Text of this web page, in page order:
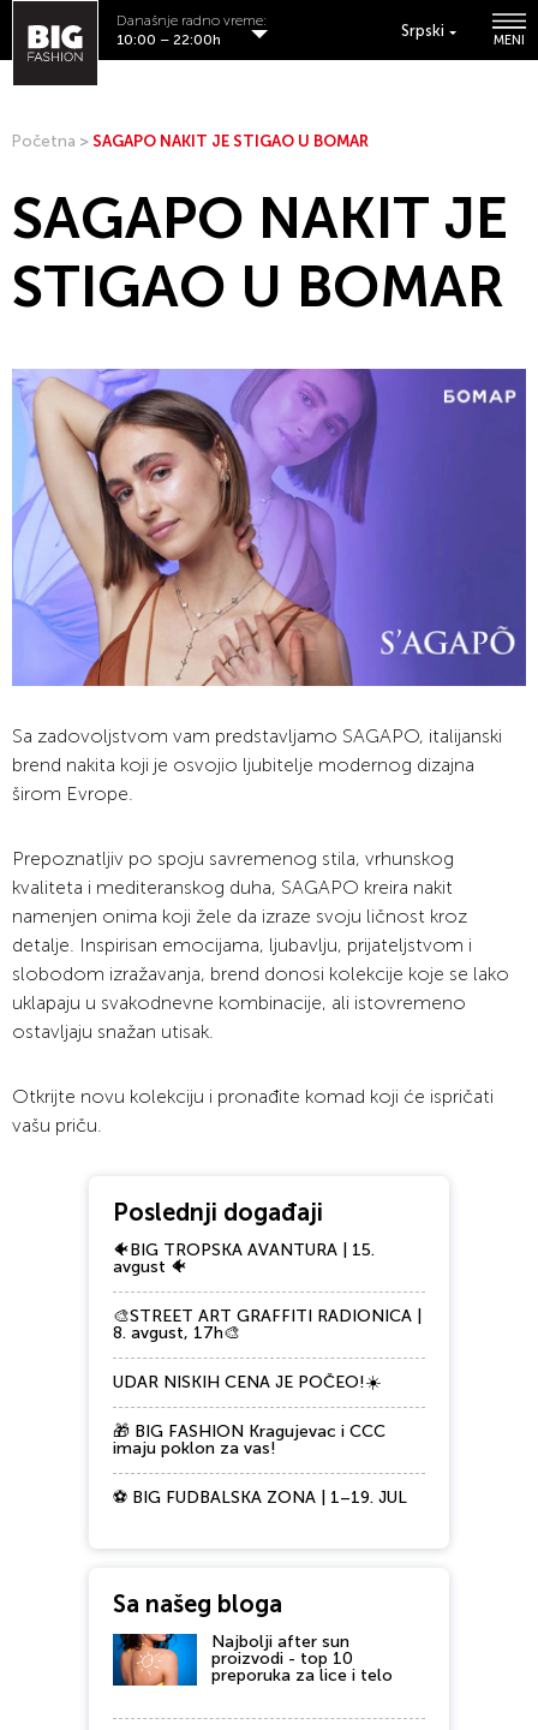
Srpski
MENI
Današnje radno vreme:
10:00 – 22:00h
Početna > SAGAPO NAKIT JE STIGAO U BOMAR
SAGAPO NAKIT JE
STIGAO U BOMAR
Sa zadovoljstvom vam predstavljamo SAGAPO, italijanski
brend nakita koji je osvojio ljubitelje modernog dizajna
širom Evrope.
Prepoznatljiv po spoju savremenog stila, vrhunskog
kvaliteta i mediteranskog duha, SAGAPO kreira nakit
namenjen onima koji žele da izraze svoju ličnost kroz
detalje. Inspirisan emocijama, ljubavlju, prijateljstvom i
slobodom izražavanja, brend donosi kolekcije koje se lako
uklapaju u svakodnevne kombinacije, ali istovremeno
ostavljaju snažan utisak.
Otkrijte novu kolekciju i pronađite komad koji će ispričati
vašu priču.
Poslednji događaji
🐠BIG TROPSKA AVANTURA | 15.
avgust 🐠
🎨STREET ART GRAFFITI RADIONICA |
8. avgust, 17h🎨
UDAR NISKIH CENA JE POČEO!☀️
🎁 BIG FASHION Kragujevac i CCC
imaju poklon za vas!
⚽ BIG FUDBALSKA ZONA | 1–19. JUL
Sa našeg bloga
Najbolji after sun
proizvodi - top 10
preporuka za lice i telo